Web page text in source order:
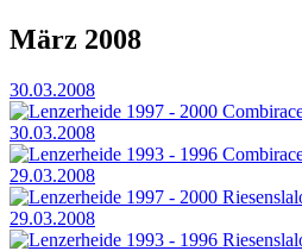
März 2008
30.03.2008
Lenzerheide 1997 - 2000
30.03.2008
Lenzerheide 1993 - 1996
29.03.2008
Lenzerheide 1997 - 2000
29.03.2008
Lenzerheide 1993 - 1996